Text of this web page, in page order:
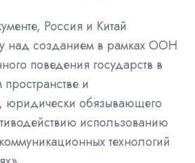
Россия и Китай
над созданием в рамках ООН
поведения государств в
и
юридически обязывающего
использованию
технологий